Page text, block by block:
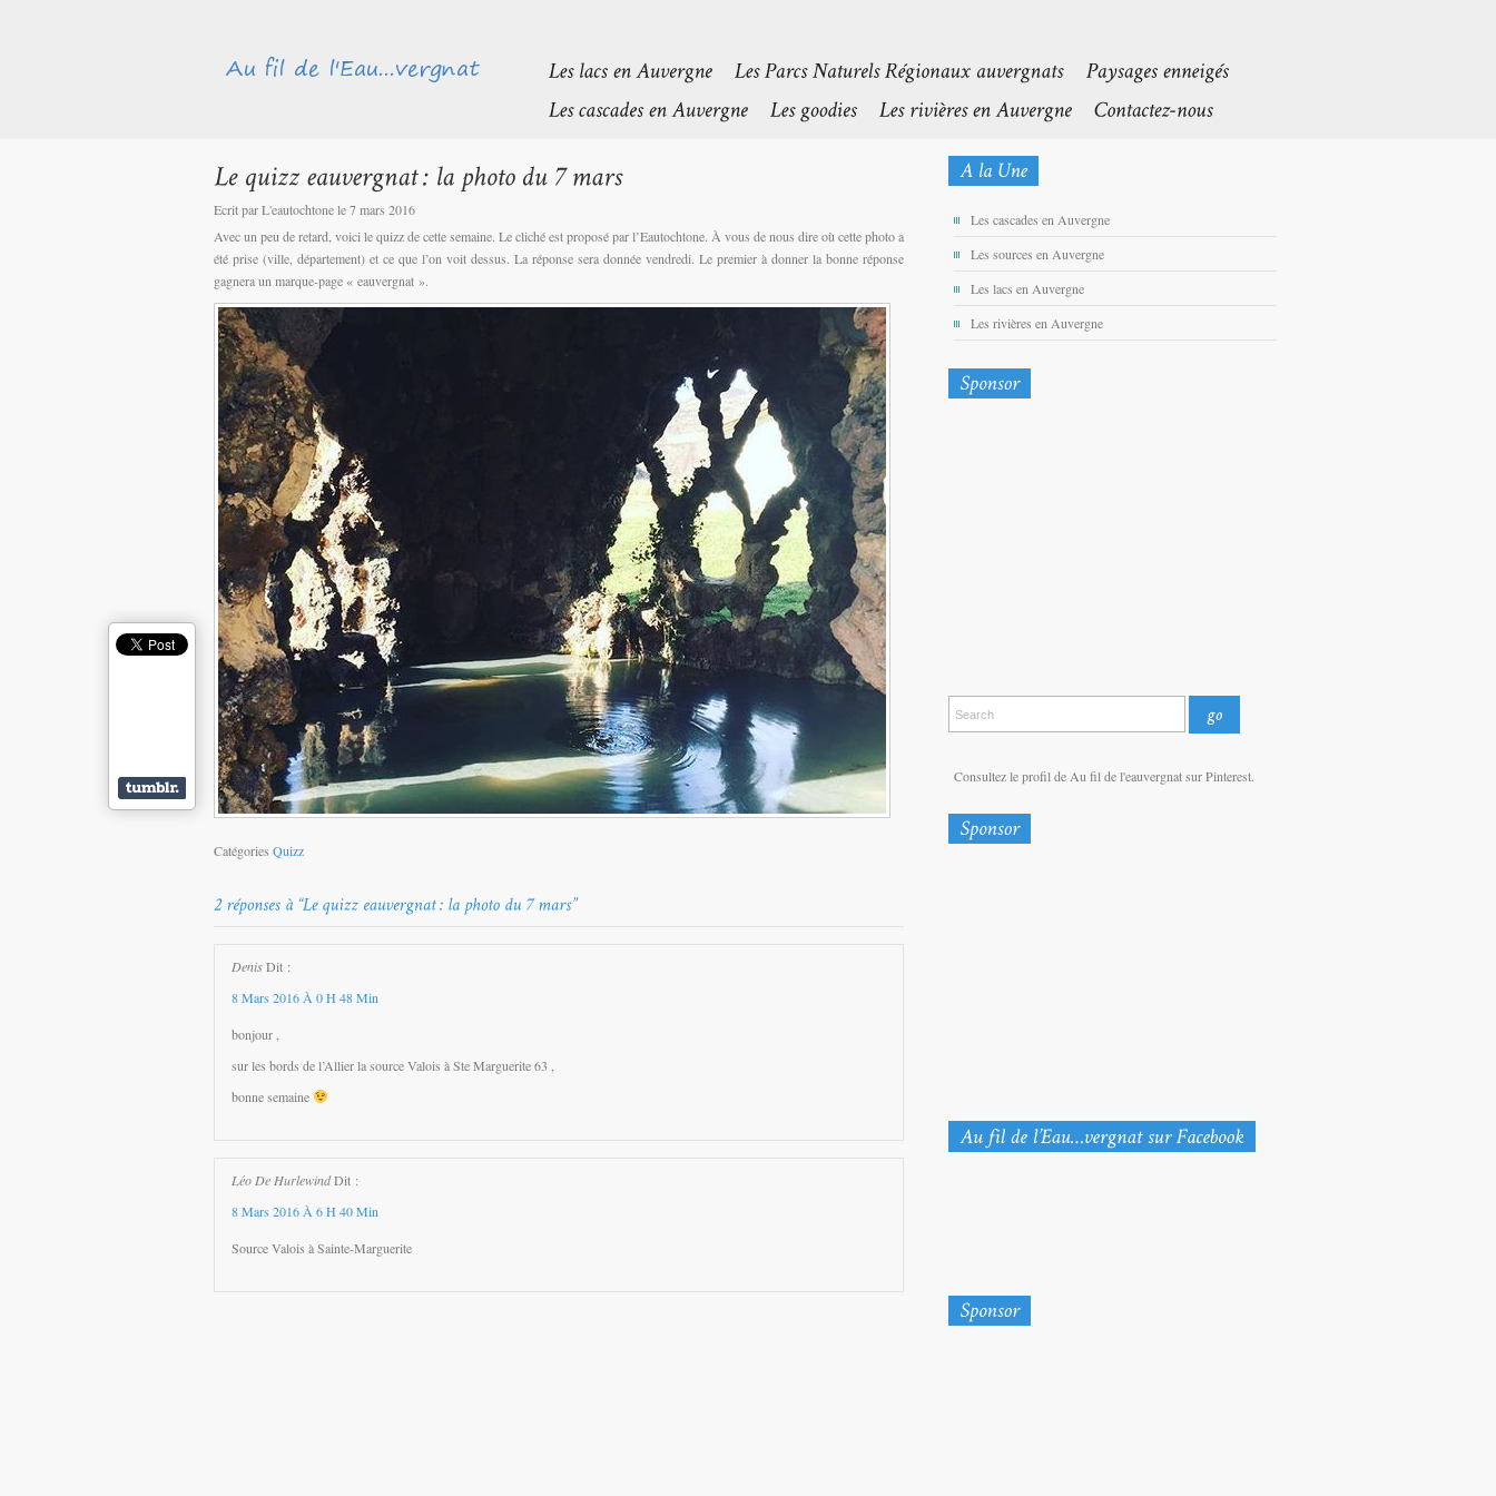
Ecrit par L'eautochtone le 7 mars 2016
Avec un peu de retard, voici le quizz de cette semaine. Le cliché est proposé par l’Eautochtone. À vous de nous dire où cette photo a
été prise (ville, département) et ce que l’on voit dessus. La réponse sera donnée vendredi. Le premier à donner la bonne réponse
gagnera un marque-page « eauvergnat ».
Catégories Quizz
DenisDit :
8 Mars 2016 À 0 H 48 Min
bonjour ,
sur les bords de l’Allier la source Valois à Ste Marguerite 63 ,
bonne semaine
Léo De HurlewindDit :
8 Mars 2016 À 6 H 40 Min
Source Valois à Sainte-Marguerite
Les cascades en Auvergne
Les sources en Auvergne
Les lacs en Auvergne
Les rivières en Auvergne
Consultez le profil de Au fil de l'eauvergnat sur Pinterest.